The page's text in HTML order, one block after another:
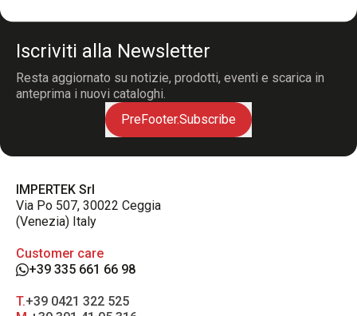
Iscriviti alla Newsletter
Resta aggiornato su notizie, prodotti, eventi e scarica in
anteprima i nuovi cataloghi.
PreFooter.Subscribe
IMPERTEK Srl
Via Po 507, 30022 Ceggia
(Venezia) Italy
Customer care
+39 335 661 66 98
T.+39 0421 322 525